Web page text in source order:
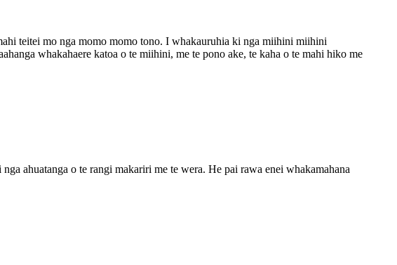
teitei mo nga momo momo tono. I whakauruhia ki nga miihini miihini
whakahaere katoa o te miihini, me te pono ake, te kaha o te mahi hiko me
ahuatanga o te rangi makariri me te wera. He pai rawa enei whakamahana